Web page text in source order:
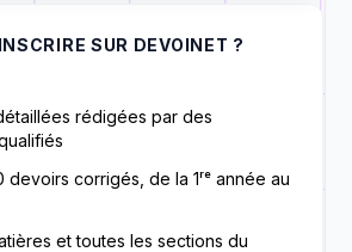
SUR DEVOINET ?
rédigées par des
devoirs corrigés, de la 1ʳᵉ année au
et toutes les sections du